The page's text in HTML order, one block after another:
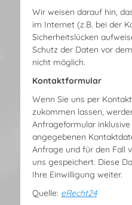
Wir weisen darauf hin,
im Internet (z.B. bei der
Sicherheitslücken
Schutz der Daten vor
nicht möglich.
Kontaktformular
Wenn Sie uns per
zukommen lassen,
Anfrageformular
angegebenen
Anfrage und für den Fall
uns gespeichert. Diese
Ihre Einwilligung weiter.
Quelle: eRecht24